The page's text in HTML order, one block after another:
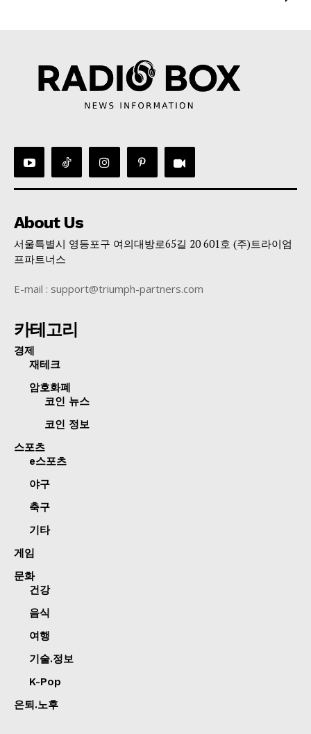
About Us
서울특별시 영등포구 여의대방로65길 20 601호 (주)트라이엄
프파트너스
E-mail : support@triumph-partners.com
카테고리
경제
재테크
암호화폐
코인 뉴스
코인 정보
스포츠
e스포츠
야구
축구
기타
게임
문화
건강
음식
여행
기술.정보
K-Pop
은퇴.노후